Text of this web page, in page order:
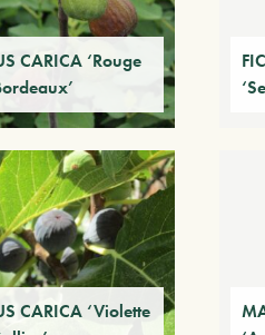
CARICA ‘Rouge
CARICA ‘Violette